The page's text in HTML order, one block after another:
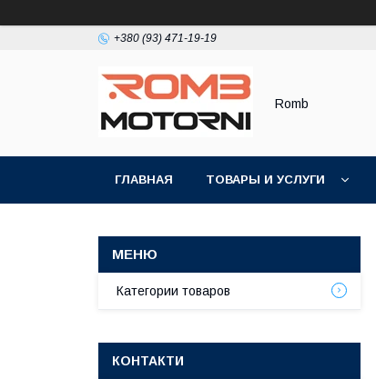
+380 (93) 471-19-19
Romb
ГЛАВНАЯ ТОВАРЫ И УСЛУГИ
Категории товаров
КОНТАКТИ